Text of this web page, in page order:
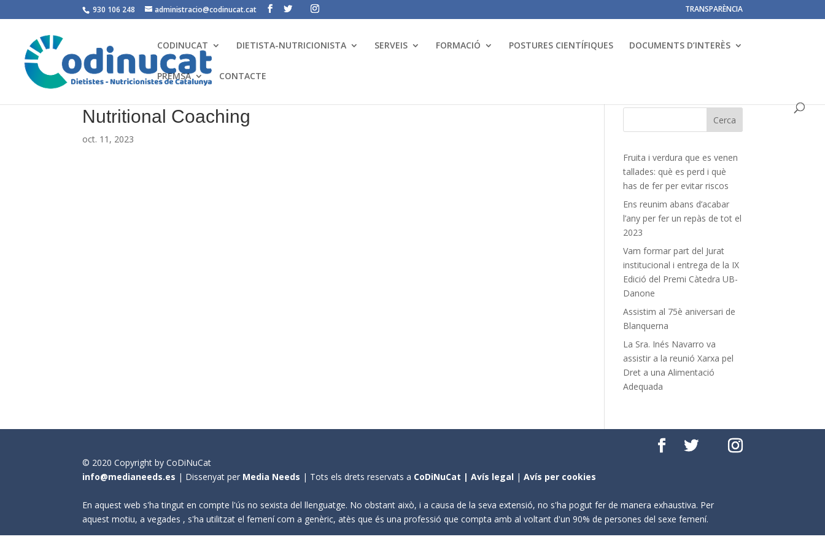
930 106 248 administracio@codinucat.cat TRANSPARÈNCIA
CODINUCAT DIETISTA-NUTRICIONISTA SERVEIS FORMACIÓ POSTURES CIENTÍFIQUES DOCUMENTS D’INTERÈS
PREMSA CONTACTE
Nutritional Coaching
oct. 11, 2023
Fruita i verdura que es venen
tallades: què es perd i què
has de fer per evitar riscos
Ens reunim abans d’acabar
l’any per fer un repàs de tot el
2023
Vam formar part del Jurat
institucional i entrega de la IX
Edició del Premi Càtedra UB-
Danone
Assistim al 75è aniversari de
Blanquerna
La Sra. Inés Navarro va
assistir a la reunió Xarxa pel
Dret a una Alimentació
Adequada
© 2020 Copyright by CoDiNuCat
info@medianeeds.es | Dissenyat per Media Needs | Tots els drets reservats a CoDiNuCat |Avís legal |Avís per cookies
En aquest web s'ha tingut en compte l'ús no sexista del llenguatge. No obstant això, i a causa de la seva extensió, no s'ha pogut fer de manera exhaustiva. Per
aquest motiu, a vegades , s'ha utilitzat el femení com a genèric, atès que és una professió que compta amb al voltant d'un 90% de persones del sexe femení.